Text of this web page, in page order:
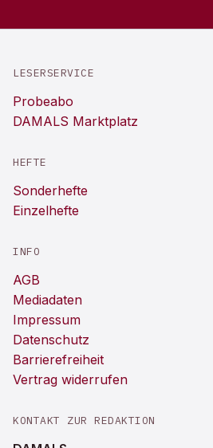
LESERSERVICE
Probeabo
DAMALS Marktplatz
HEFTE
Sonderhefte
Einzelhefte
INFO
AGB
Mediadaten
Impressum
Datenschutz
Barrierefreiheit
Vertrag widerrufen
KONTAKT ZUR REDAKTION